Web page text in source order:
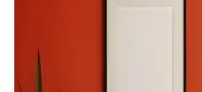
Kadife Bambu Çizgili Süngerli
Koltuk Örtüsü İncelemesi ve